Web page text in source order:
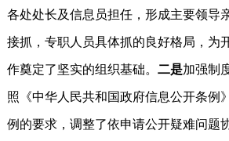
各处处长及信息员担任，形成主要领导
接抓，专职人员具体抓的良好格局，为
作奠定了坚实的组织基础。 二是加强制
照《中华人民共和国政府信息公开条例
例的要求，调整了依申请公开疑难问题